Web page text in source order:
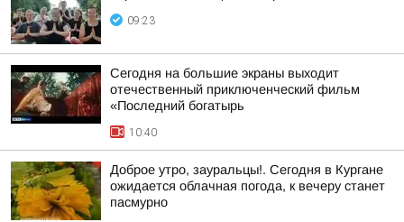
09:23
Сегодня на большие экраны выходит
отечественный приключенческий фильм
«Последний богатырь
10:40
Доброе утро, зауральцы!. Сегодня в Кургане
ожидается облачная погода, к вечеру станет
пасмурно